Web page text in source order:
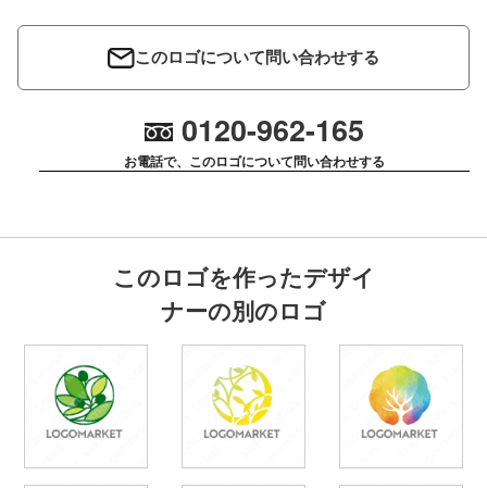
このロゴについて問い合わせする
0120-962-165
お電話で、このロゴについて問い合わせする
このロゴを作ったデザイ
ナーの別のロゴ